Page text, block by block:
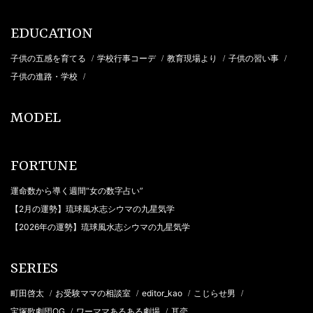
EDUCATION
子供の五感を育てる / 学校行事コーデ / 教育現場より / 子供の習い事 /
子供の進路・学校 /
MODEL
FORTUNE
運命数から導く週間“女の数字占い”
【2月の運勢】琉球風水志シウマの九星気学
【2026年の運勢】琉球風水志シウマの九星気学
SERIES
町田啓太 / お受験ママの相談室 / editor_kao / こじらせ男 /